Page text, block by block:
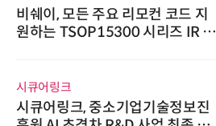
비쉐이, 모든 주요 리모컨 코드 지
원하는 TSOP15300 시리즈 IR 수
시큐어링크
시큐어링크, 중소기업기술정보진